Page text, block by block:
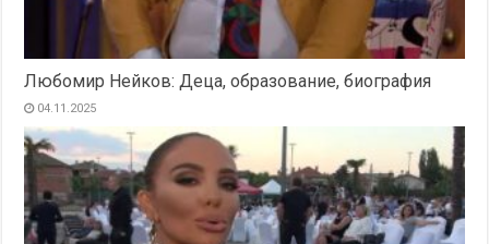
Любомир Нейков: Деца, образование, биография
04.11.2025